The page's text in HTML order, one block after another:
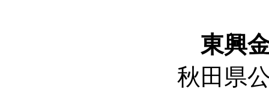
東興
秋田県